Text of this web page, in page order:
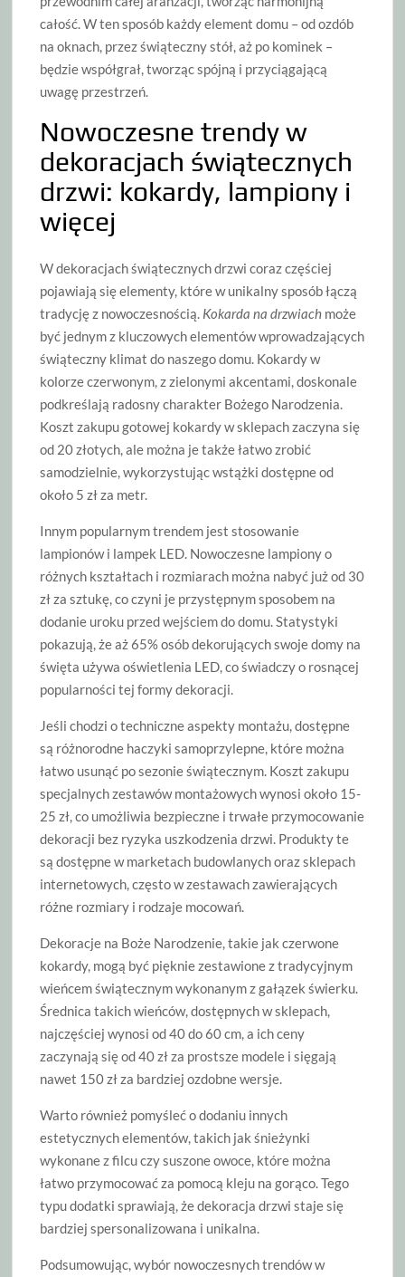
całość. W ten sposób każdy element domu – od ozdób
na oknach, przez świąteczny stół, aż po kominek –
będzie współgrał, tworząc spójną i przyciągającą
uwagę przestrzeń.
Nowoczesne trendy w
dekoracjach świątecznych
drzwi: kokardy, lampiony i
więcej
W dekoracjach świątecznych drzwi coraz częściej
pojawiają się elementy, które w unikalny sposób łączą
tradycję z nowoczesnością. Kokarda na drzwiach może
być jednym z kluczowych elementów wprowadzających
świąteczny klimat do naszego domu. Kokardy w
kolorze czerwonym, z zielonymi akcentami, doskonale
podkreślają radosny charakter Bożego Narodzenia.
Koszt zakupu gotowej kokardy w sklepach zaczyna się
od 20 złotych, ale można je także łatwo zrobić
samodzielnie, wykorzystując wstążki dostępne od
około 5 zł za metr.
Innym popularnym trendem jest stosowanie
lampionów i lampek LED. Nowoczesne lampiony o
różnych kształtach i rozmiarach można nabyć już od 30
zł za sztukę, co czyni je przystępnym sposobem na
dodanie uroku przed wejściem do domu. Statystyki
pokazują, że aż 65% osób dekorujących swoje domy na
święta używa oświetlenia LED, co świadczy o rosnącej
popularności tej formy dekoracji.
Jeśli chodzi o techniczne aspekty montażu, dostępne
są różnorodne haczyki samoprzylepne, które można
łatwo usunąć po sezonie świątecznym. Koszt zakupu
specjalnych zestawów montażowych wynosi około 15-
25 zł, co umożliwia bezpieczne i trwałe przymocowanie
dekoracji bez ryzyka uszkodzenia drzwi. Produkty te
są dostępne w marketach budowlanych oraz sklepach
internetowych, często w zestawach zawierających
różne rozmiary i rodzaje mocowań.
Dekoracje na Boże Narodzenie, takie jak czerwone
kokardy, mogą być pięknie zestawione z tradycyjnym
wieńcem świątecznym wykonanym z gałązek świerku.
Średnica takich wieńców, dostępnych w sklepach,
najczęściej wynosi od 40 do 60 cm, a ich ceny
zaczynają się od 40 zł za prostsze modele i sięgają
nawet 150 zł za bardziej ozdobne wersje.
Warto również pomyśleć o dodaniu innych
estetycznych elementów, takich jak śnieżynki
wykonane z filcu czy suszone owoce, które można
łatwo przymocować za pomocą kleju na gorąco. Tego
typu dodatki sprawiają, że dekoracja drzwi staje się
bardziej spersonalizowana i unikalna.
Podsumowując, wybór nowoczesnych trendów w